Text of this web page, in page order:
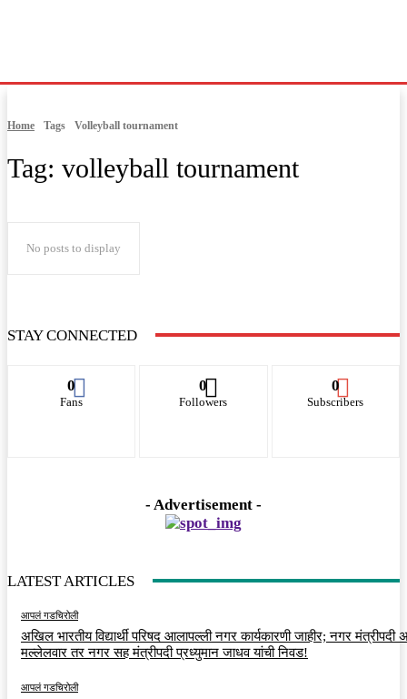
Home Tags Volleyball tournament
Tag: volleyball tournament
No posts to display
STAY CONNECTED
0
Fans
0
Followers
0
Subscribers
- Advertisement -
LATEST ARTICLES
आपलं गडचिरोली
अखिल भारतीय विद्यार्थी परिषद आलापल्ली नगर कार्यकारणी जाहीर; नगर मंत्रीपदी
मल्लेलवार तर नगर सह मंत्रीपदी प्रध्युमान जाधव यांची निवड!
आपलं गडचिरोली